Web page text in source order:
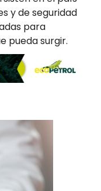
y de seguridad
para
pueda surgir.